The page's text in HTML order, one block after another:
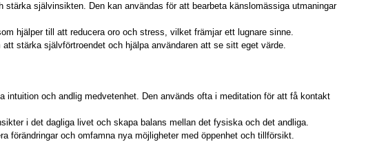
stärka självinsikten. Den kan användas för att bearbeta känslomässiga utmaningar
hjälper till att reducera oro och stress, vilket främjar ett lugnare sinne.
stärka självförtroendet och hjälpa användaren att se sitt eget värde.
intuition och andlig medvetenhet. Den används ofta i meditation för att få kontakt
i det dagliga livet och skapa balans mellan det fysiska och det andliga.
förändringar och omfamna nya möjligheter med öppenhet och tillförsikt.